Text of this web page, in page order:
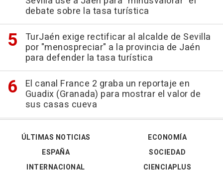
debate sobre la tasa turística
TurJaén exige rectificar al alcalde de Sevilla
por "menospreciar" a la provincia de Jaén
para defender la tasa turística
El canal France 2 graba un reportaje en
Guadix (Granada) para mostrar el valor de
sus casas cueva
ÚLTIMAS NOTICIAS
ESPAÑA
INTERNACIONAL
ECONOMÍA
SOCIEDAD
CIENCIAPLUS